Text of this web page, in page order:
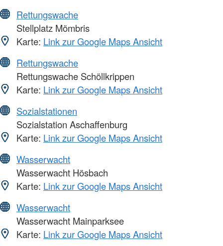
Rettungswache
Stellplatz Mömbris
Karte: Link zur Google Maps Ansicht
Rettungswache
Rettungswache Schöllkrippen
Karte: Link zur Google Maps Ansicht
Sozialstationen
Sozialstation Aschaffenburg
Karte: Link zur Google Maps Ansicht
Wasserwacht
Wasserwacht Hösbach
Karte: Link zur Google Maps Ansicht
Wasserwacht
Wasserwacht Mainparksee
Karte: Link zur Google Maps Ansicht